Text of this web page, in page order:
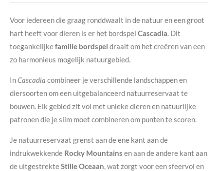
Voor iedereen die graag ronddwaalt in de natuur en een groot
hart heeft voor dieren is er het bordspel Cascadia. Dit
toegankelijkefamilie bordspel draait om het creëren van een
zo harmonieus mogelijk natuurgebied.
InCascadia combineer je verschillende landschappen en
diersoorten om een uitgebalanceerd natuurreservaat te
bouwen. Elk gebied zit vol met unieke dieren en natuurlijke
patronen die je slim moet combineren om punten te scoren.
Je natuurreservaat grenst aan de ene kant aan de
indrukwekkende Rocky Mountains en aan de andere kant aan
de uitgestrekteStille Oceaan, wat zorgt voor een sfeervol en